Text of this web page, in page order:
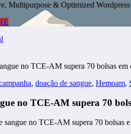
Multipurpose & Optimized
no TCE-AM supera 70 bolsas em
, doação de sangue, Hemoam,
no TCE-AM supera 70